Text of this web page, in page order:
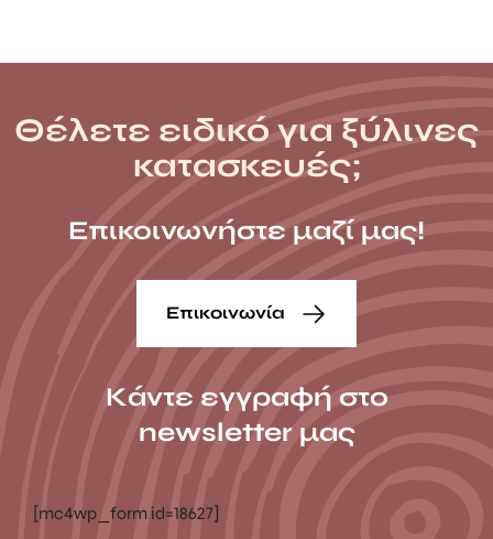
Θέλετε ειδικό για ξύλινες
κατασκευές;
Επικοινωνήστε μαζί μας!
Επικοινωνία
Κάντε εγγραφή στο
newsletter μας
[mc4wp_form id=18627]